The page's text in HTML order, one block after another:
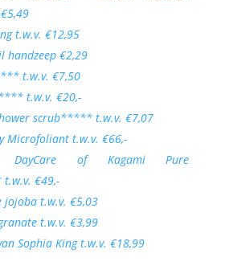
t.w.v. €12,95
handzeep €2,29
t.w.v. €7,50
t.w.v. €20,-
scrub***** t.w.v. €7,07
Microfoliant t.w.v. €66,-
DayCare of Kagami Pure
€49,-
jojoba t.w.v. €5,03
t.w.v. €3,99
Sophia King t.w.v. €18,99